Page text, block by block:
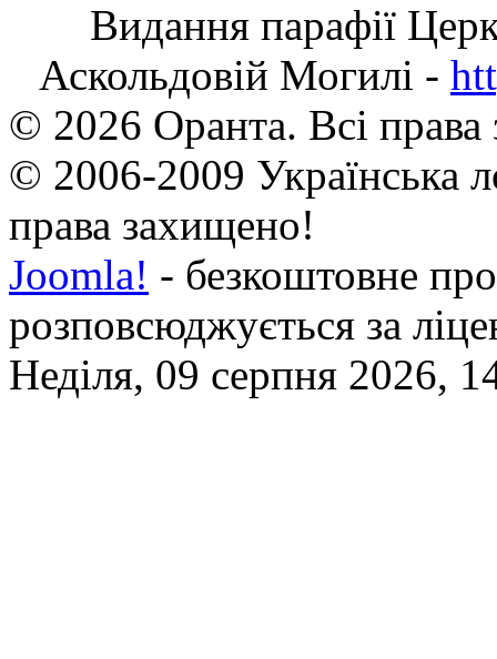
Видання парафії
Аскольдовій Могилі -
© 2026 Оранта. Всі
© 2006-2009 Українська
права захищено!
Joomla! - безкоштовне
розповсюджується за
Неділя, 09 серпня 2026,